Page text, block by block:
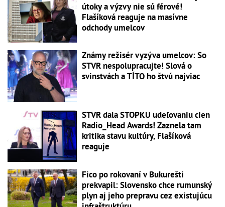
útoky a výzvy nie sú férové!
Flašíková reaguje na masívne
odchody umelcov
Známy režisér vyzýva umelcov: So
STVR nespolupracujte! Slová o
svinstvách a TÍTO ho štvú najviac
STVR dala STOPKU udeľovaniu cien
Radio_Head Awards! Zaznela tam
kritika stavu kultúry, Flašíková
reaguje
Fico po rokovaní v Bukurešti
prekvapil: Slovensko chce rumunský
plyn aj jeho prepravu cez existujúcu